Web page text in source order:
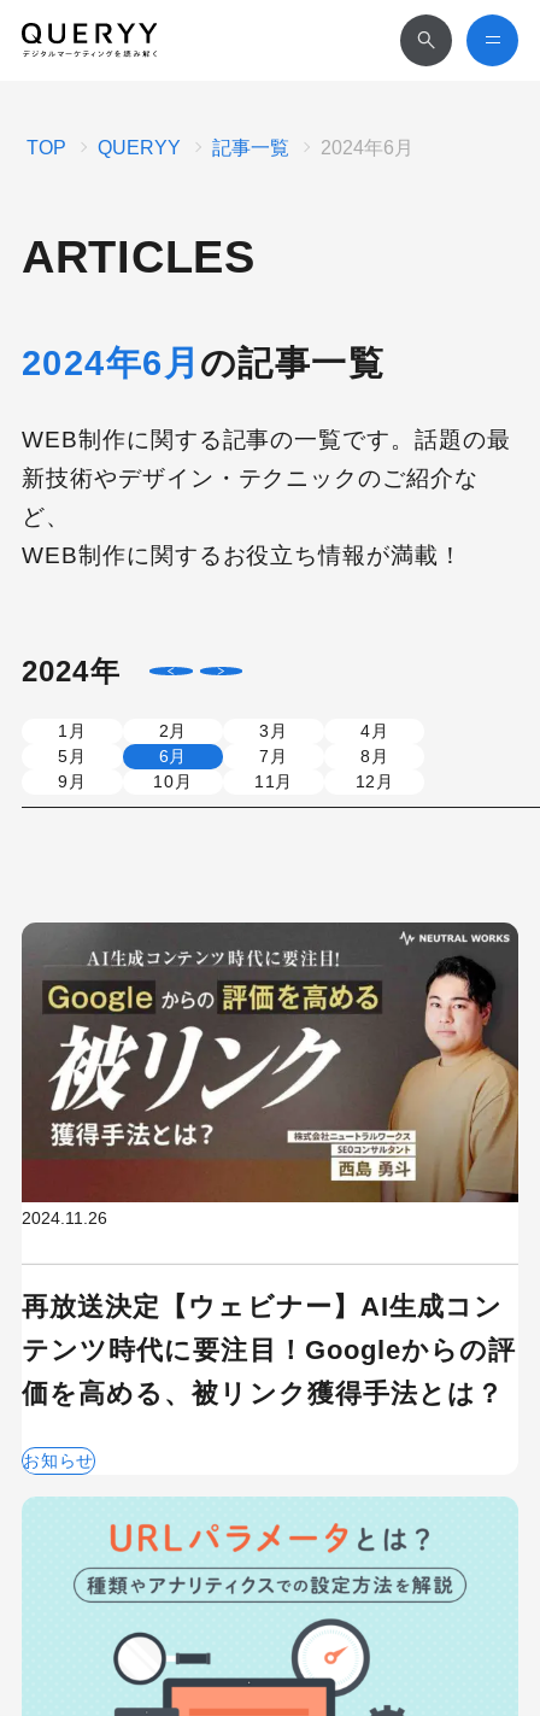
TOP QUERYY 記事一覧 2024年6月
ARTICLES
2024年6月 の記事一覧
WEB制作に関する記事の一覧です。話題の最
新技術やデザイン・テクニックのご紹介な
ど、
WEB制作に関するお役立ち情報が満載！
2024年
1月 2月 3月
4月
5月
6月 7月
8月
9月
10月 11月 12月
2024.11.26
再放送決定【ウェビナー】AI生成コン
テンツ時代に要注目！Googleからの評
価を高める、被リンク獲得手法とは？
お知らせ